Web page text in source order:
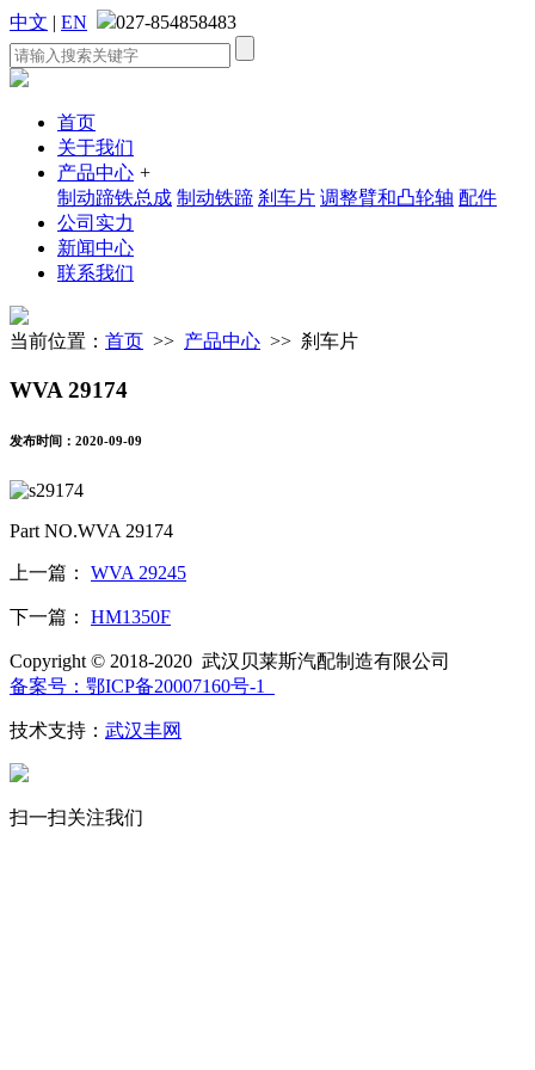
中文 | EN 027-854858483
首页
关于我们
产品中心 +
制动蹄铁总成 制动铁蹄 刹车片 调整臂和凸轮轴 配件
公司实力
新闻中心
联系我们
当前位置： 首页 >> 产品中心 >> 刹车片
WVA 29174
发布时间：2020-09-09
Part NO.WVA 29174
上一篇： WVA 29245
下一篇： HM1350F
Copyright © 2018-2020 武汉贝莱斯汽配制造有限公司
备案号：鄂ICP备20007160号-1
技术支持： 武汉丰网
扫一扫关注我们